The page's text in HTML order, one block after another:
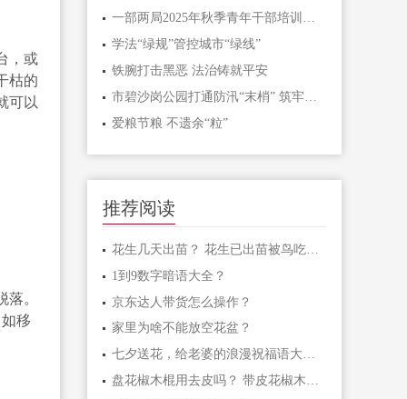
，或
枯的
可以
。
移
一部两局2025年秋季青年干部培训班和处级干部进修班开班
学法“绿规”管控城市“绿线”
铁腕打击黑恶 法治铸就平安
市碧沙岗公园打通防汛“末梢” 筑牢生态安全屏障
爱粮节粮 不遗余“粒”
推荐阅读
花生几天出苗？ 花生已出苗被鸟吃怎么办？
1到9数字暗语大全？
京东达人带货怎么操作？
家里为啥不能放空花盆？
七夕送花，给老婆的浪漫祝福语大汇总
盘花椒木棍用去皮吗？ 带皮花椒木棍怎样盘玩？